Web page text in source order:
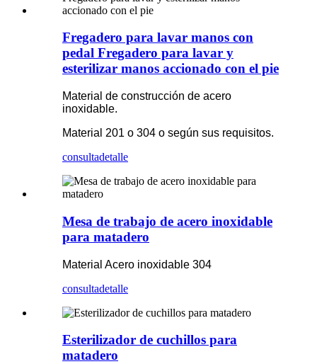
Fregadero para lavar manos con
pedal Fregadero para lavar y
esterilizar manos accionado con el pie
Material de construcción de acero
inoxidable.
Material 201 o 304 o según sus requisitos.
consultadetalle
Mesa de trabajo de acero inoxidable
para matadero
Material Acero inoxidable 304
consultadetalle
Esterilizador de cuchillos para
matadero